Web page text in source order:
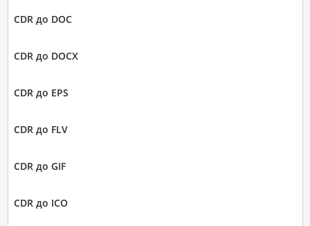
CDR до DOC
CDR до DOCX
CDR до EPS
CDR до FLV
CDR до GIF
CDR до ICO